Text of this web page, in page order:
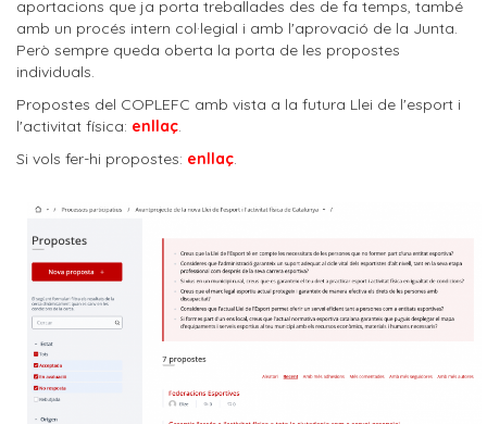
aportacions que ja porta treballades des de fa temps, també
amb un procés intern col·legial i amb l'aprovació de la Junta.
Però sempre queda oberta la porta de les propostes
individuals.
Propostes del COPLEFC amb vista a la futura Llei de l'esport i
l'activitat física: enllaç.
Si vols fer-hi propostes: enllaç.